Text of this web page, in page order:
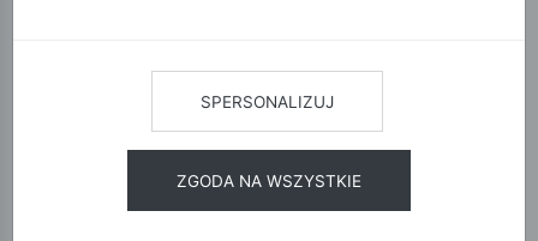
SPERSONALIZUJ
ZGODA NA WSZYSTKIE